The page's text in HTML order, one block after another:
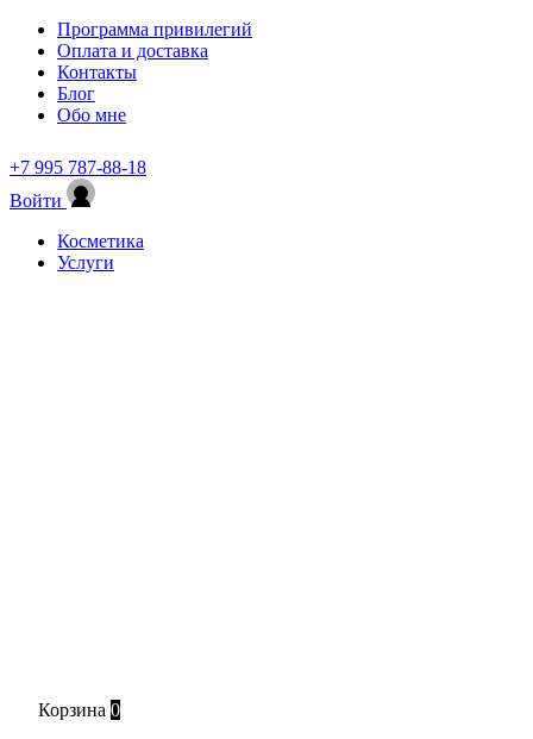
Программа привилегий
Оплата и доставка
Контакты
Блог
Обо мне
+7 995 787-88-18
Войти
Косметика
Услуги
Корзина 0